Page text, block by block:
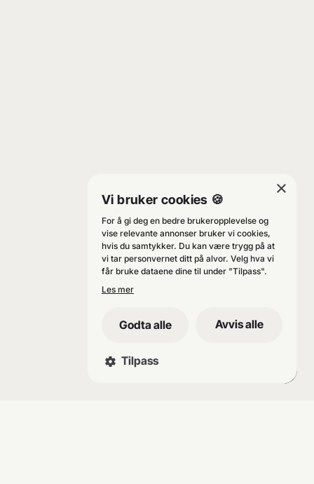
×
Vi bruker cookies 🍪
For å gi deg en bedre brukeropplevelse og
vise relevante annonser bruker vi cookies,
hvis du samtykker. Du kan være trygg på at
vi tar personvernet ditt på alvor. Velg hva vi
får bruke dataene dine til under "Tilpass".
Les mer
Godta alle Avvis alle
Tilpass